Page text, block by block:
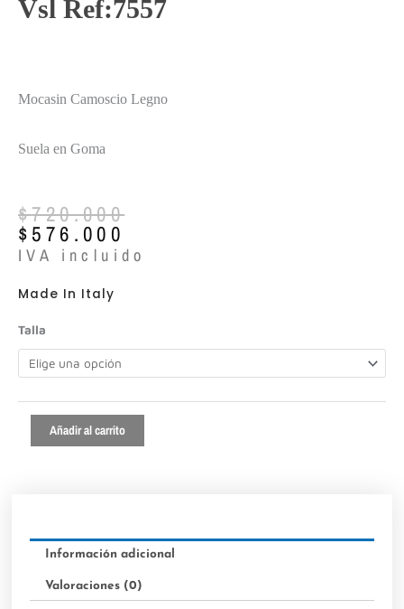
Vsl Ref:7557
Mocasin Camoscio Legno
Suela en Goma
$720.000
El
precio
original
$720.000.
$576.000
El
precio
actual
$576.000.
IVA incluido
Made In Italy
Talla
Vsl
ref:7557
cantidad
Añadir al carrito
Información adicional
Valoraciones (0)